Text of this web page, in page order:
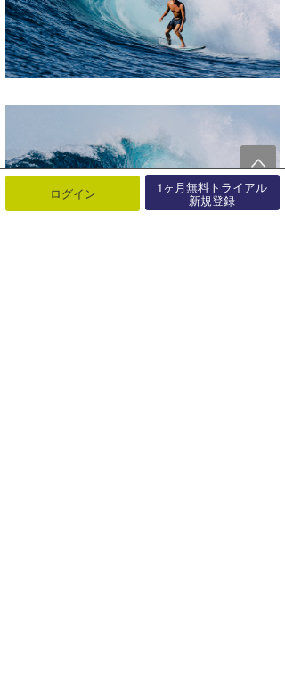
ログイン 1ヶ月無料トライアル
新規登録